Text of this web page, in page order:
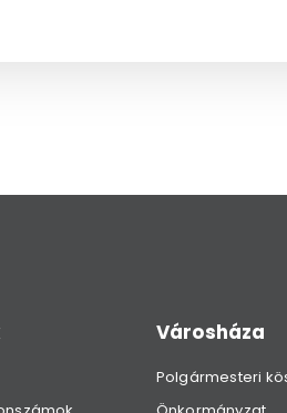
Városháza
Polgármesteri